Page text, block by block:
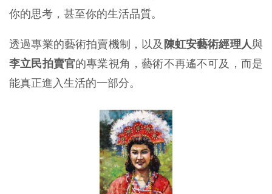
你的思考，甚至你的生活品質。
透過專業的藝術拍賣機制，以及 陳虹安藝術經理人與
李立民拍賣官的專業視角，藝術不再遙不可及，而是
能真正進入生活的一部分。